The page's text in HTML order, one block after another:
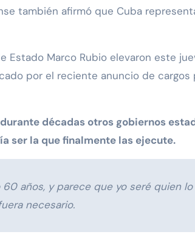
también afirmó que Cuba
Marco Rubio elevaron este
por el reciente anuncio de
décadas otros gobiernos
ser la que finalmente las ejecute.
años, y parece que yo seré quien lo
necesario.